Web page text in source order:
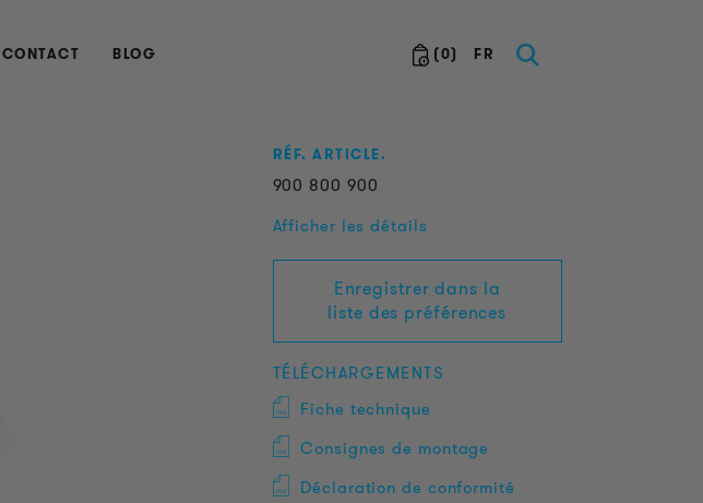
(0) FR
CONTACT BLOG
RÉF. ARTICLE.
900 800 900
Afficher les détails
Enregistrer dans la
liste des préférences
TÉLÉCHARGEMENTS
Fiche technique
Consignes de montage
Déclaration de conformité